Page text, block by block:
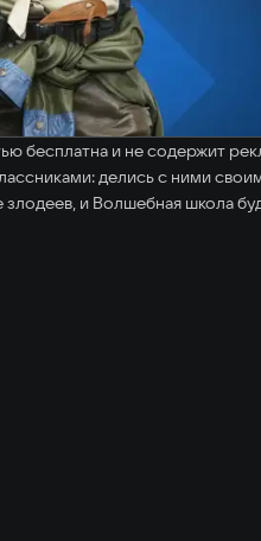
бесплатна и не содержит
делись с ними
и Волшебная школа